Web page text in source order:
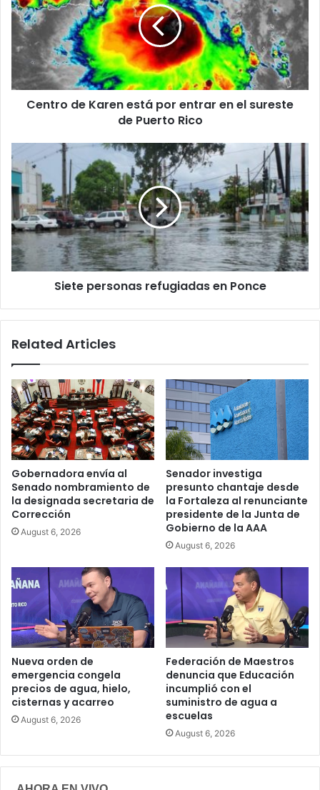
está
por
entrar
en
sureste
Centro de Karen está por entrar en el sureste
de Puerto Rico
personas
refugiadas
en
Ponce
Siete personas refugiadas en Ponce
Related Articles
Gobernadora envía al
Senado nombramiento de
la designada secretaria de
Corrección
August 6, 2026
Senador investiga
presunto chantaje desde
la Fortaleza al renunciante
presidente de la Junta de
Gobierno de la AAA
August 6, 2026
Nueva orden de
emergencia congela
precios de agua, hielo,
cisternas y acarreo
August 6, 2026
Federación de Maestros
denuncia que Educación
incumplió con el
suministro de agua a
escuelas
August 6, 2026